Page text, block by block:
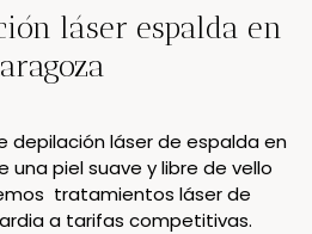
láser espalda en
depilación láser de espalda en
una piel suave y libre de vello
tratamientos láser de
a tarifas competitivas.